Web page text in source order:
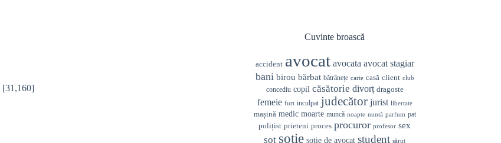
[31,160]
Cuvinte broască
accident avocat avocata avocat stagiar
bani birou bărbat bătrânețe carte casă client club
concediu copil căsătorie divorț dragoste
femeie furt inculpat judecător jurist libertate
mașină medic moarte muncă noapte nuntă parfum pat
polițist prieteni proces procuror profesor sex
soț soție soție de avocat student sărut